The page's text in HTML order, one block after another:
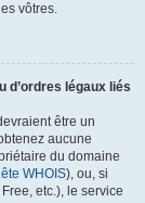
vôtres.
d’ordres légaux liés
être un
aucune
du domaine
WHOIS), ou, si
etc.), le service